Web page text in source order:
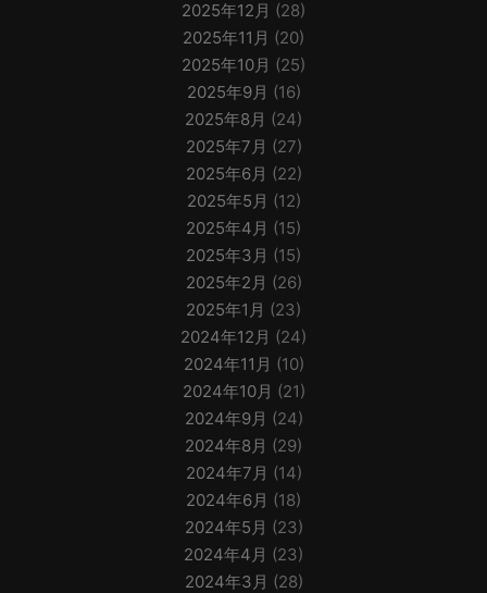
2025年12月 (28)
2025年11月 (20)
2025年10月 (25)
2025年9月 (16)
2025年8月 (24)
2025年7月 (27)
2025年6月 (22)
2025年5月 (12)
2025年4月 (15)
2025年3月 (15)
2025年2月 (26)
2025年1月 (23)
2024年12月 (24)
2024年11月 (10)
2024年10月 (21)
2024年9月 (24)
2024年8月 (29)
2024年7月 (14)
2024年6月 (18)
2024年5月 (23)
2024年4月 (23)
2024年3月 (28)